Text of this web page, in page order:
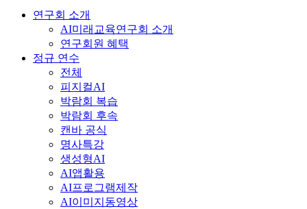
연구회 소개
AI미래교육연구회 소개
연구회원 혜택
정규 연수
전체
피지컬AI
박람회 복습
박람회 후속
캔바 공식
명사특강
생성형AI
AI앱활용
AI프로그램제작
AI이미지동영상